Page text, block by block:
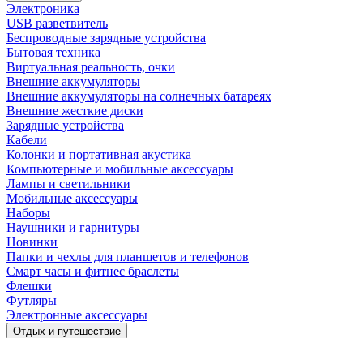
Электроника
USB разветвитель
Беспроводные зарядные устройства
Бытовая техника
Виртуальная реальность, очки
Внешние аккумуляторы
Внешние аккумуляторы на солнечных батареях
Внешние жесткие диски
Зарядные устройства
Кабели
Колонки и портативная акустика
Компьютерные и мобильные аксессуары
Лампы и светильники
Мобильные аксессуары
Наборы
Наушники и гарнитуры
Новинки
Папки и чехлы для планшетов и телефонов
Смарт часы и фитнес браслеты
Флешки
Футляры
Электронные аксессуары
Отдых и путешествие